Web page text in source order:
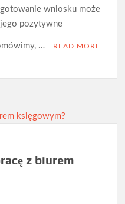
wniosku może
jego pozytywne
… READ MORE
z biurem